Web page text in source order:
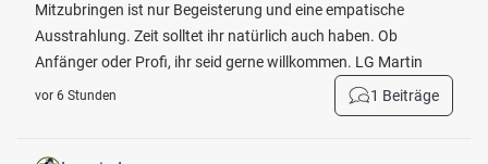
Mitzubringen ist nur Begeisterung und eine empatische
Ausstrahlung. Zeit solltet ihr natürlich auch haben. Ob
Anfänger oder Profi, ihr seid gerne willkommen. LG Martin
vor 6 Stunden 1 Beiträge